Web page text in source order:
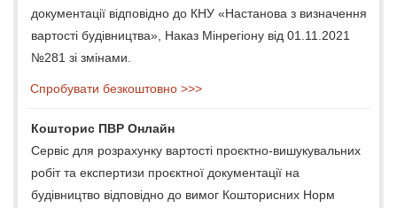
документації відповідно до КНУ «Настанова з визначення
вартості будівництва», Наказ Мінрегіону від 01.11.2021
№281 зі змінами.
Спробувати безкоштовно >>>
Кошторис ПВР Онлайн
Сервіс для розрахунку вартості проєктно-вишукувальних
робіт та експертизи проєктної документації на
будівництво відповідно до вимог Кошторисних Норм